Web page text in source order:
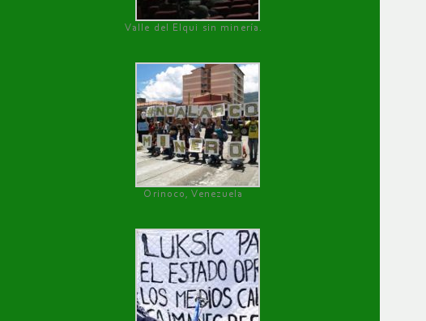
Valle del Elqui sin minería.
Orinoco, Venezuela